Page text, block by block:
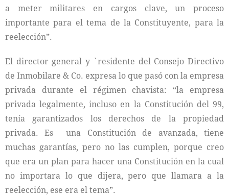
a meter militares en cargos clave, un proceso
importante para el tema de la Constituyente, para la
reelección”.
El director general y `residente del Consejo Directivo
de Inmobilare & Co. expresa lo que pasó con la empresa
privada durante el régimen chavista: “la empresa
privada legalmente, incluso en la Constitución del 99,
tenía garantizados los derechos de la propiedad
privada. Es una Constitución de avanzada, tiene
muchas garantías, pero no las cumplen, porque creo
que era un plan para hacer una Constitución en la cual
no importara lo que dijera, pero que llamara a la
reelección, ese era el tema”.